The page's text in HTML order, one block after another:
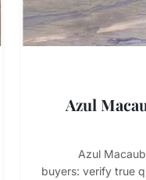
Azul
Azul
buyers: verify true